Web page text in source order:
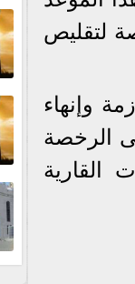
لتقليص
وإنهاء
الرخصة
القارية